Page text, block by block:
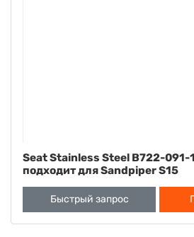
Seat Stainless Steel B722-091-
подходит для Sandpiper S15
Быстрый запрос